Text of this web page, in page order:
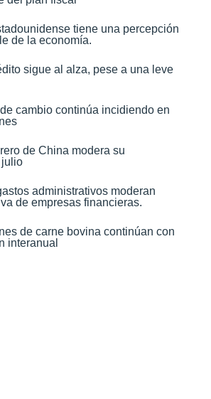
tiene una percepción
de la economía​.
sigue al alza, pese a una leve
cambio continúa incidiendo en
de China modera su
julio​
administrativos moderan
de empresas financieras​.
de carne bovina continúan con
interanual